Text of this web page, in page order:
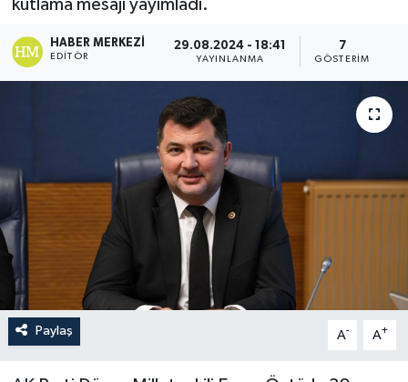
kutlama mesajı yayımladı.
HABER MERKEZI
EDITÖR
29.08.2024 - 18:41
YAYINLANMA
7
GÖSTERIM
Paylaş A- A+
Son Dakika Haberleri
Haber Arşivi